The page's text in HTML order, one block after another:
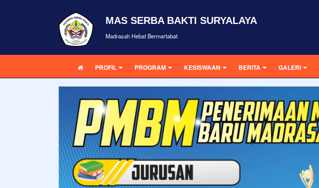
MAS SERBA BAKTI SURYALAYA
Madrasah Hebat Bermartabat
PROFIL PROGRAM KESISWAAN BERITA GALERI